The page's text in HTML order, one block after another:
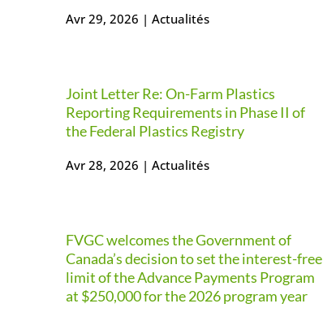
Avr 29, 2026 | Actualités
Joint Letter Re: On-Farm Plastics
Reporting Requirements in Phase II of
the Federal Plastics Registry
Avr 28, 2026 | Actualités
FVGC welcomes the Government of
Canada’s decision to set the interest-free
limit of the Advance Payments Program
at $250,000 for the 2026 program year